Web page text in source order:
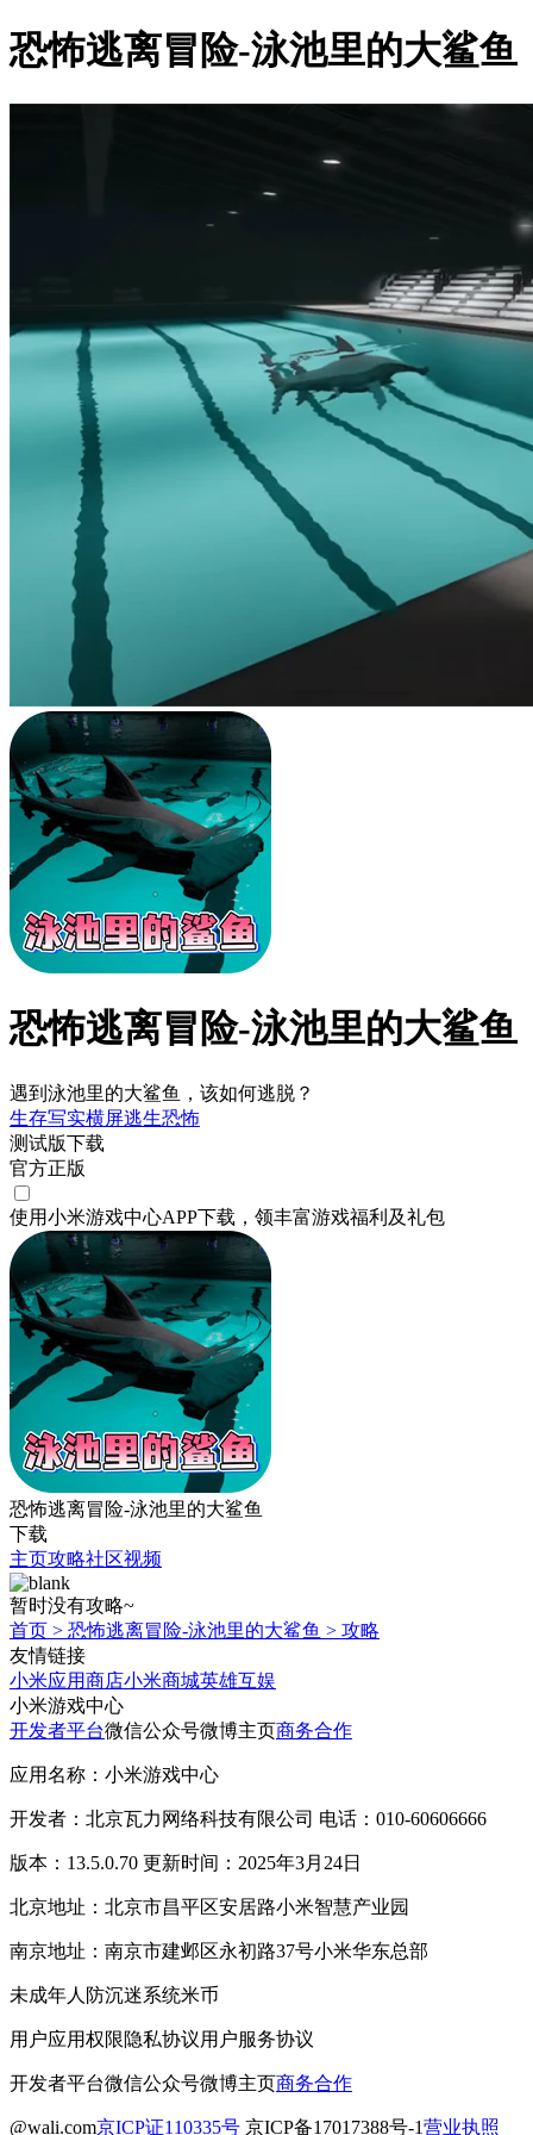
恐怖逃离冒险-泳池里的大鲨鱼
恐怖逃离冒险-泳池里的大鲨鱼
遇到泳池里的大鲨鱼，该如何逃脱？
生存写实横屏逃生恐怖
测试版下载
官方正版
使用小米游戏中心APP下载 ，领丰富游戏福利 及礼包
恐怖逃离冒险-泳池里的大鲨鱼
下载
主页攻略社区视频
暂时没有攻略~
首页 > 恐怖逃离冒险-泳池里的大鲨鱼 > 攻略
友情链接
小米应用商店小米商城英雄互娱
小米游戏中心
开发者平台微信公众号微博主页商务合作
应用名称：小米游戏中心
开发者：北京瓦力网络科技有限公司 电话：010-60606666
版本：13.5.0.70 更新时间：2025年3月24日
北京地址：北京市昌平区安居路小米智慧产业园
南京地址：南京市建邺区永初路37号小米华东总部
未成年人防沉迷系统米币
用户应用权限隐私协议用户服务协议
开发者平台微信公众号微博主页商务合作
@wali.com京ICP证110335号 京ICP备17017388号-1营业执照